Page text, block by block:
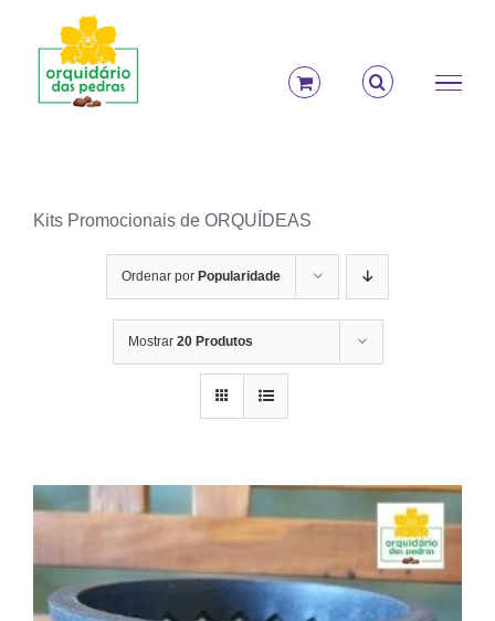
conteúdo
Kits Promocionais de ORQUÍDEAS
Ordenar por Popularidade
Mostrar 20 Produtos